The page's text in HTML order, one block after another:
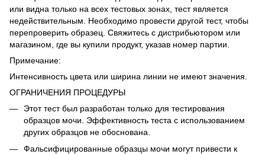
или видна только на всех тестовых зонах, тест является
недействительным. Необходимо провести другой тест, чтобы
перепроверить образец. Свяжитесь с дистрибьютором или
магазином, где вы купили продукт, указав номер партии.
Примечание:
Интенсивность цвета или ширина линии не имеют значения.
ОГРАНИЧЕНИЯ ПРОЦЕДУРЫ
Этот тест был разработан только для тестирования
образцов мочи. Эффективность теста с использованием
других образцов не обоснована.
Фальсифицированные образцы мочи могут привести к